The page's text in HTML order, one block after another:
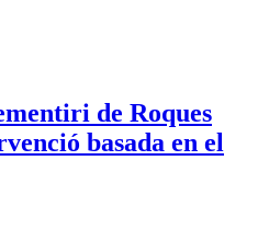
de Roques
basada en el